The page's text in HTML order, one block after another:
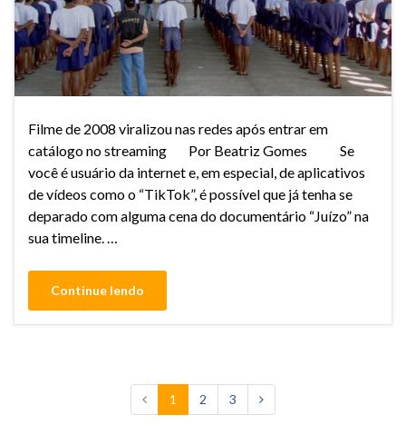
Filme de 2008 viralizou nas redes após entrar em
catálogo no streaming Por Beatriz Gomes Se
você é usuário da internet e, em especial, de aplicativos
de vídeos como o “TikTok”, é possível que já tenha se
deparado com alguma cena do documentário “Juízo” na
sua timeline. …
Continue lendo
1 2 3